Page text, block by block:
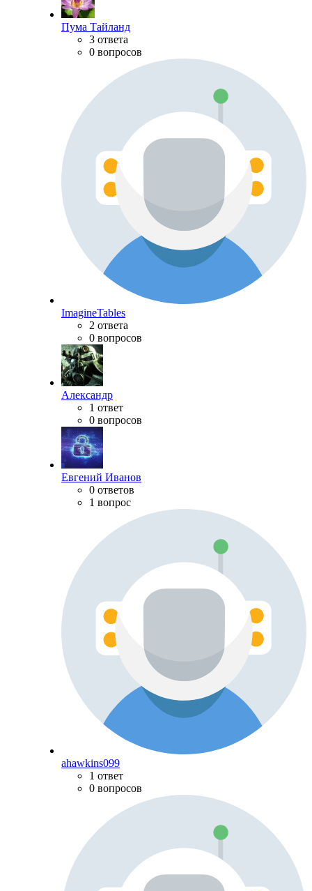
Пума Тайланд
3 ответа
0 вопросов
ImagineTables
2 ответа
0 вопросов
Александр
1 ответ
0 вопросов
Евгений Иванов
0 ответов
1 вопрос
ahawkins099
1 ответ
0 вопросов